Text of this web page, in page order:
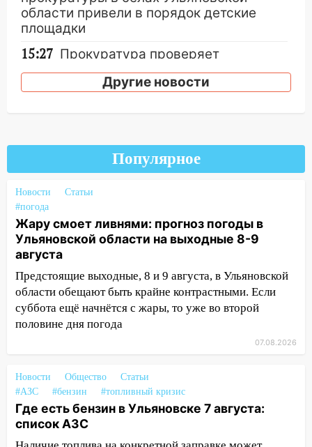
области привели в порядок детские
площадки
15:27 Прокуратура проверяет
капремонт школы в селе Кивать
15:08 В Кузоватово после прокурорской
На проспекте Гая в Ульяновске
запретили остановку автомобилей на
14:22
большой фестиваль «Наше время» с
мотофристайлом и концертом
«Мураками»
14:04 Жару смоет ливнями: прогноз
погоды в Ульяновской области на
выходные 8-9 августа
13:20 В Ульяновске за один день
обокрали женщину на пляже и
подростка в сквере
Другие новости
Популярное
Новости
Статьи
#погода
Жару смоет ливнями: прогноз погоды в
Ульяновской области на выходные 8-9
августа
Предстоящие выходные, 8 и 9 августа, в Ульяновской
области обещают быть крайне контрастными. Если
суббота ещё начнётся с жары, то уже во второй
половине дня погода
07.08.2026
Новости Общество
Статьи
#АЗС
#бензин #топливный кризис
Где есть бензин в Ульяновске 7 августа:
список АЗС